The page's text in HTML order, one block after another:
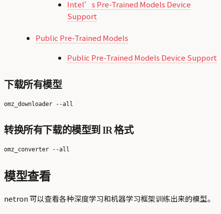
Intel’s Pre-Trained Models Device
Support
Public Pre-Trained Models
Public Pre-Trained Models Device Support
下载所有模型
转换所有下载的模型到 IR 格式
模型查看
netron 可以查看各种深度学习和机器学习框架训练出来的模型。